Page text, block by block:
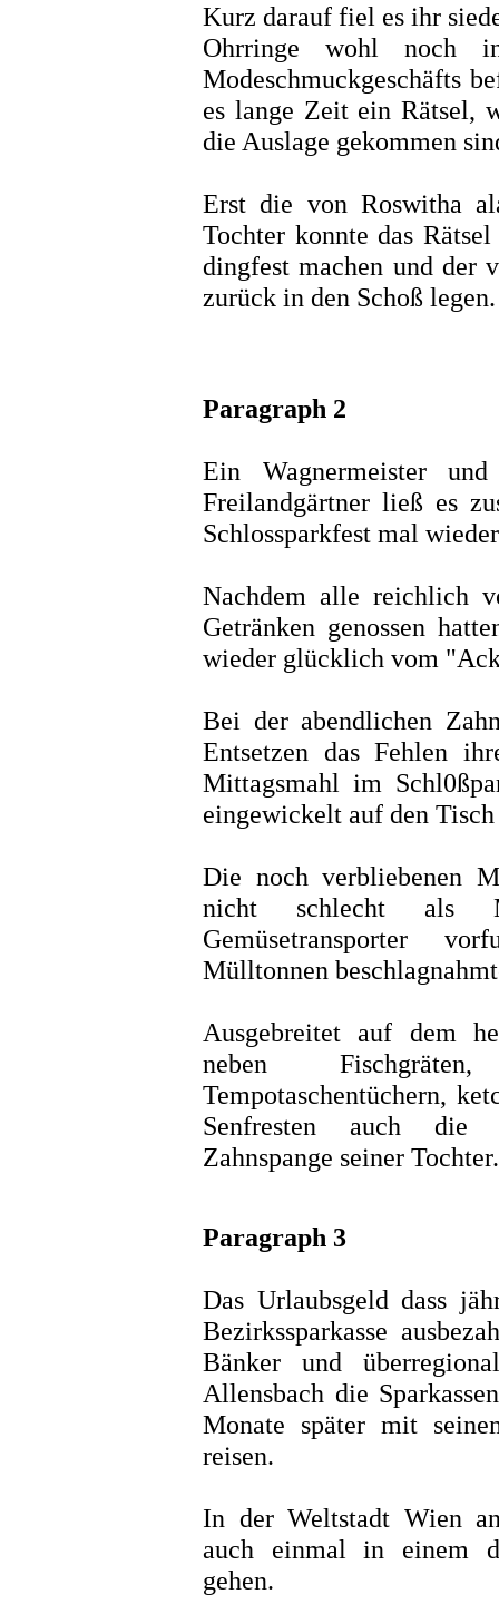
Kurz darauf fiel es ihr
Ohrringe wohl noch
Modeschmuckgeschäfts
es lange Zeit ein Rätsel,
die Auslage gekommen
Erst die von Roswitha
Tochter konnte das
dingfest machen und der
zurück in den Schoß legen.
Paragraph 2
Ein Wagnermeister
Freilandgärtner ließ es
Schlossparkfest mal
Nachdem alle reichlich
Getränken genossen
wieder glücklich vom
Bei der abendlichen
Entsetzen das Fehlen
Mittagsmahl im
eingewickelt auf den
Die noch verbliebenen
nicht schlecht als
Gemüsetransporter
Mülltonnen
Ausgebreitet auf dem
neben
Tempotaschentüchern,
Senfresten auch die
Zahnspange seiner Tochter.
Paragraph 3
Das Urlaubsgeld dass
Bezirkssparkasse
Bänker und
Allensbach die
Monate später mit
reisen.
In der Weltstadt Wien
auch einmal in einem
gehen.